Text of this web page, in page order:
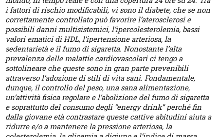
i fattori di rischio modificabili, vi sono il diabete, che se non
correttamente controllato può favorire l’aterosclerosi e
possibili danni multisistemici, l’ipercolesterolemia, bassi
valori ematici di HDL, l’ipertensione arteriosa, la
sedentarietà e il fumo di sigaretta. Nonostante l’alta
prevalenza delle malattie cardiovascolari ci tengo a
sottolineare che queste sono in gran parte prevenibili
attraverso l’adozione di stili di vita sani. Fondamentale,
dunque, il controllo del peso, una sana alimentazione,
un’attività fisica regolare e l’abolizione del fumo di sigaretta
e soprattutto del consumo degli “energy drink” perché fin
dalla giovane età contrastare queste cattive abitudini aiuta a
ridurre e/o a mantenere la pressione arteriosa, la